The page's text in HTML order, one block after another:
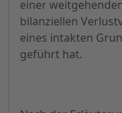
einer
bilanziellen
eines intakten
geführt hat.